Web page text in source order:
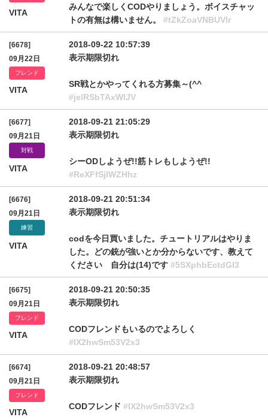
VITA
みんなで楽しくCODやりましょう。ボイスチャッ
トの有無は構いません。 #tZkZoaVNBUVlr
[6678]
09月22日
フレンド
VITA
2018-09-22 10:57:39
表示期限切れ
SR戦とかやってくれる方募集～(^^ゞ
#jelRSbTAxWlJV
[6677]
09月21日
対戦
VITA
2018-09-21 21:05:29
表示期限切れ
シーODしようぜ!!筋トレもしようぜ!!
#ReXFfSjlWZHhz
[6676]
09月21日
練習
VITA
2018-09-21 20:51:34
表示期限切れ
codを今日買いました。チュートリアルはやりま
した。どの銃が強いとか分からないです、教えて
ください 自分は(14)です #5SXphbEctdGl3
[6675]
09月21日
フレンド
VITA
2018-09-21 20:50:35
表示期限切れ
CODフレンドもいるのでよろしく
#lX2hwSm53V2x3
[6674]
09月21日
フレンド
VITA
2018-09-21 20:48:57
表示期限切れ
CODフレンド #lX2hwSm53V2x3